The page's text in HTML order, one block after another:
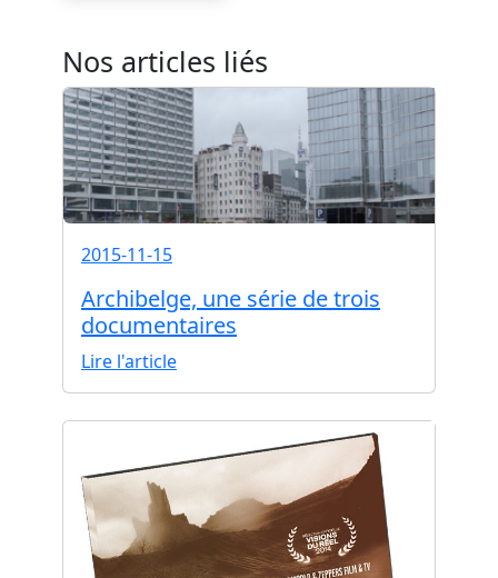
Nos articles liés
2015-11-15
Archibelge, une série de trois
documentaires
Lire l'article